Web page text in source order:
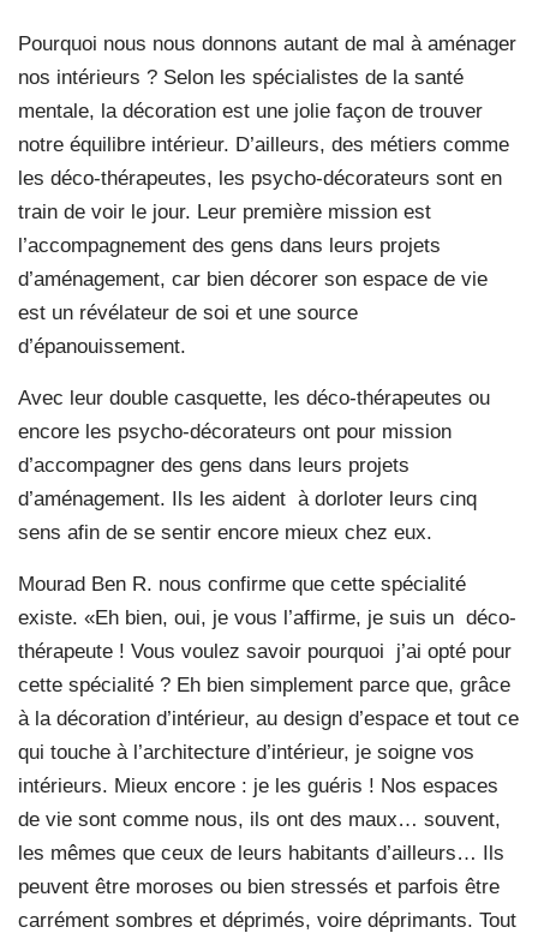
Pourquoi nous nous donnons autant de mal à aménager
nos intérieurs ? Selon les spécialistes de la santé
mentale, la décoration est une jolie façon de trouver
notre équilibre intérieur. D’ailleurs, des métiers comme
les déco-thérapeutes, les psycho-décorateurs sont en
train de voir le jour. Leur première mission est
l’accompagnement des gens dans leurs projets
d’aménagement, car bien décorer son espace de vie
est un révélateur de soi et une source
d’épanouissement.
Avec leur double casquette, les déco-thérapeutes ou
encore les psycho-décorateurs ont pour mission
d’accompagner des gens dans leurs projets
d’aménagement. Ils les aident à dorloter leurs cinq
sens afin de se sentir encore mieux chez eux.
Mourad Ben R. nous confirme que cette spécialité
existe. «Eh bien, oui, je vous l’affirme, je suis un déco-
thérapeute ! Vous voulez savoir pourquoi
j’ai opté pour
cette spécialité ? Eh bien simplement parce que, grâce
à la décoration d’intérieur, au design d’espace et tout ce
qui touche à l’architecture d’intérieur, je soigne vos
intérieurs. Mieux encore : je les guéris ! Nos espaces
de vie sont comme nous, ils ont des maux… souvent,
les mêmes que ceux de leurs habitants d’ailleurs… Ils
peuvent être moroses ou bien stressés et parfois être
carrément sombres et déprimés, voire déprimants. Tout